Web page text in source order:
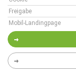
Freigabe
Mobil-Landingpage